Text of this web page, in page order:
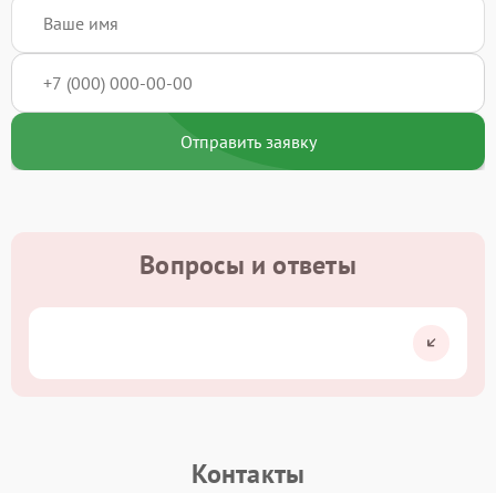
Отправить заявку
Вопросы и ответы
Контакты